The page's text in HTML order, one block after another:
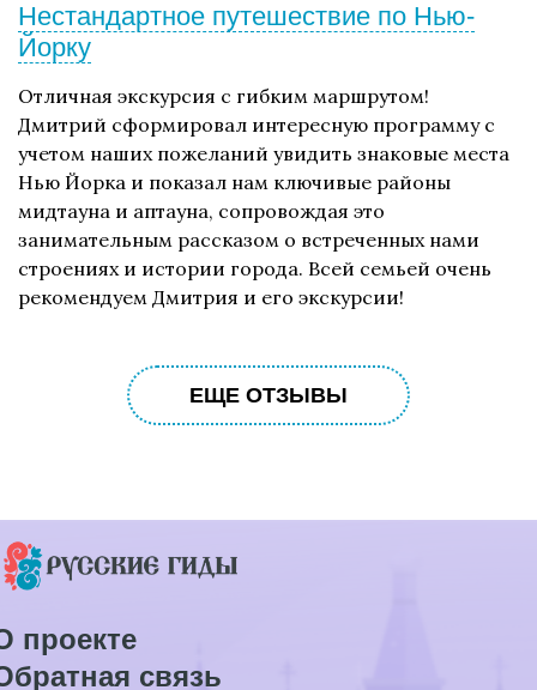
Нестандартное путешествие по Нью-
Йорку
Отличная экскурсия с гибким маршрутом!
Дмитрий сформировал интересную программу с
учетом наших пожеланий увидить знаковые места
Нью Йорка и показал нам ключивые районы
мидтауна и аптауна, сопровождая это
занимательным рассказом о встреченных нами
строениях и истории города. Всей семьей очень
рекомендуем Дмитрия и его экскурсии!
ЕЩЕ ОТЗЫВЫ
проекте
связь